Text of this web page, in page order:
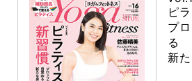
ピ
プ
る
新